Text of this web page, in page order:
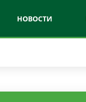
НОВОСТИ